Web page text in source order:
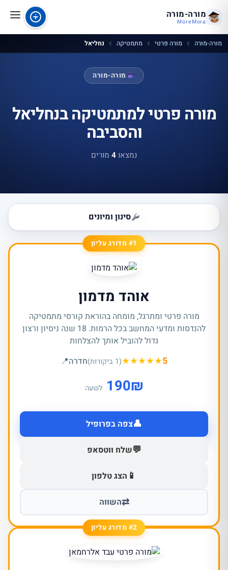
מורה-מורה
MoreMora
מורה-מורה מורה פרטי מתמטיקה נחליאל
מורה-מורה
מורה פרטי למתמטיקה בנחליאל
והסביבה
נמצאו4 מורים
סינון ומיונים
#1 מדורג עליון
אוהד מדמון
מורה פרטי ומתרגל, מומחה בהוראת קורסי מתמטיקה
להנדסות ומדעי המחשב בכל הרמות. 18 שנה ניסיון ורצון
גדול להוביל אותך להצלחות
(1 ביקורות)★★★★★5 חדרה📍
₪
190 לשעה
👤צפה בפרופיל
💬שלח ווטסאפ
📱 הצג טלפון
⇄השווה
#2 מדורג עליון